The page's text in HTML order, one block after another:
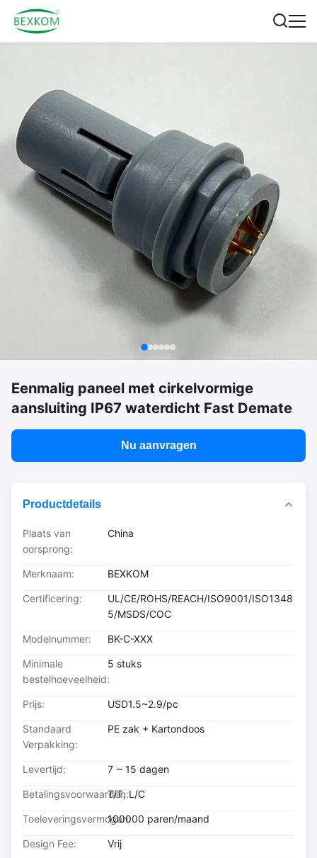
Eenmalig paneel met cirkelvormige
aansluiting IP67 waterdicht Fast Demate
Nu aanvragen
Productdetails
Plaats van
oorsprong:
China
Merknaam: BEXKOM
Certificering:
UL/CE/ROHS/REACH/ISO9001/ISO1348
5/MSDS/COC
Modelnummer: BK-C-XXX
Minimale
bestelhoeveelheid:
5 stuks
Prijs: USD1.5~2.9/pc
Standaard
Verpakking:
PE zak + Kartondoos
Levertijd: 7 ~ 15 dagen
Betalingsvoorwaarden:
T/T, L/C
Toeleveringsvermogen:100000 paren/maand
Design Fee: Vrij